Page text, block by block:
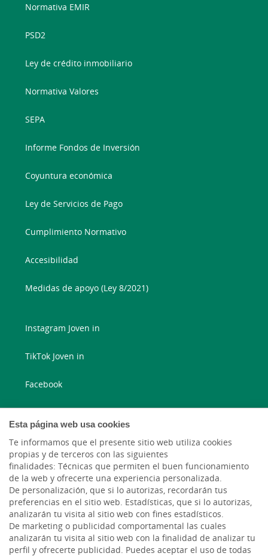
Esta página web usa cookies
Te informamos que el presente sitio web utiliza cookies
propias y de terceros con las siguientes
finalidades: Técnicas que permiten el buen funcionamiento
de la web y ofrecerte una experiencia personalizada.
De personalización, que si lo autorizas, recordarán tus
preferencias en el sitio web. Estadísticas, que si lo autorizas,
analizarán tu visita al sitio web con fines estadísticos.
De marketing o publicidad comportamental las cuales
analizarán tu visita al sitio web con la finalidad de analizar tu
perfil y ofrecerte publicidad. Puedes aceptar el uso de todas
Normativa EMIR
PSD2
Ley de crédito inmobiliario
Normativa Valores
SEPA
Informe Fondos de Inversión
Coyuntura económica
Ley de Servicios de Pago
Cumplimiento Normativo
Accesibilidad
Medidas de apoyo (Ley 8/2021)
Instagram Joven in
TikTok Joven in
Facebook
Instagram
X
LinkedIn
YouTube